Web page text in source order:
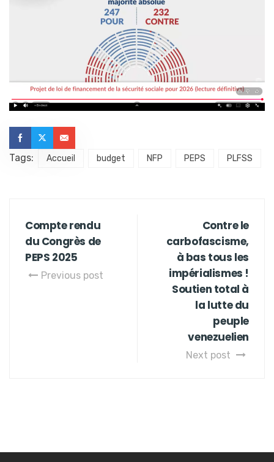
Tags: Accueil budget NFP PEPS PLFSS
Compte rendu
du Congrès de
PEPS 2025
Previous post
Contre le
carbofascisme,
à bas tous les
impérialismes !
Soutien total à
la lutte du
peuple
venezuelien
Next post